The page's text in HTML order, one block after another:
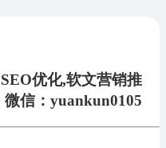
优化,软文营销推
信：yuankun0105